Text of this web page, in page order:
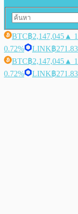
BTC฿2,147,045 ▲
0.72%
LINK฿271.83
BTC฿2,147,045 ▲
0.72%
LINK฿271.83